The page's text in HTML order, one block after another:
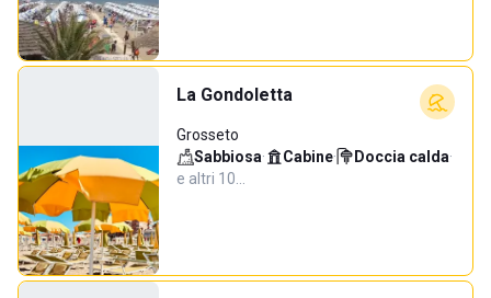
La Gondoletta
Grosseto
Sabbiosa· Cabine· Doccia calda·
e altri 10…